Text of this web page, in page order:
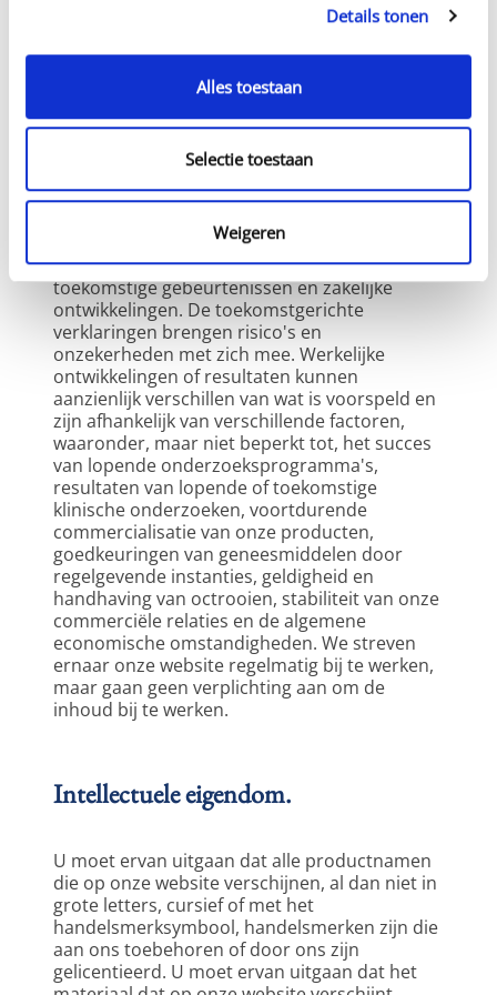
Details tonen
Alles toestaan
Selectie toestaan
Weigeren
verantwoordelijk voor de nauwkeurigheid of
Toekomstgerichte verklaringen
Onze website kan ook toekomstgerichte
verklaringen bevatten die onze huidige
verwachtingen weergeven met betrekking tot
toekomstige gebeurtenissen en zakelijke
ontwikkelingen. De toekomstgerichte
verklaringen brengen risico's en
onzekerheden met zich mee. Werkelijke
ontwikkelingen of resultaten kunnen
aanzienlijk verschillen van wat is voorspeld en
zijn afhankelijk van verschillende factoren,
waaronder, maar niet beperkt tot, het succes
van lopende onderzoeksprogramma's,
resultaten van lopende of toekomstige
klinische onderzoeken, voortdurende
commercialisatie van onze producten,
goedkeuringen van geneesmiddelen door
regelgevende instanties, geldigheid en
handhaving van octrooien, stabiliteit van onze
commerciële relaties en de algemene
economische omstandigheden. We streven
ernaar onze website regelmatig bij te werken,
maar gaan geen verplichting aan om de
inhoud bij te werken.
Intellectuele eigendom.
U moet ervan uitgaan dat alle productnamen
die op onze website verschijnen, al dan niet in
grote letters, cursief of met het
handelsmerksymbool, handelsmerken zijn die
aan ons toebehoren of door ons zijn
gelicentieerd. U moet ervan uitgaan dat het